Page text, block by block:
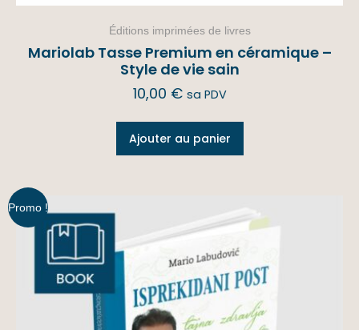
Éditions imprimées de livres
Mariolab Tasse Premium en céramique –
Style de vie sain
10,00 € sa PDV
Ajouter au panier
Promo !